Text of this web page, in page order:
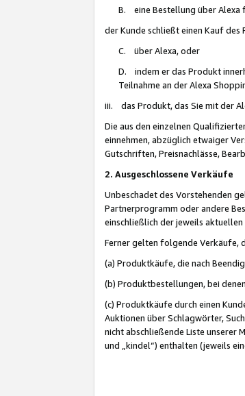
B. eine Bestellung über Alexa
der Kunde schließt einen Kauf
C. über Alexa, oder
D. indem er das Produkt
Teilnahme an der Alexa
iii. das Produkt, das Sie mit der
Die aus den einzelnen
einnehmen, abzüglich etwaiger
Gutschriften, Preisnachlässe,
2. Ausgeschlossene Verkäufe
Unbeschadet des Vorstehenden
Partnerprogramm oder andere
einschließlich der jeweils aktuellen
Ferner gelten folgende Verkäufe,
(a) Produktkäufe, die nach
(b) Produktbestellungen, bei
(c) Produktkäufe durch einen
Auktionen über Schlagwörter,
nicht abschließende Liste unserer
und „kindel“) enthalten (jeweils eine